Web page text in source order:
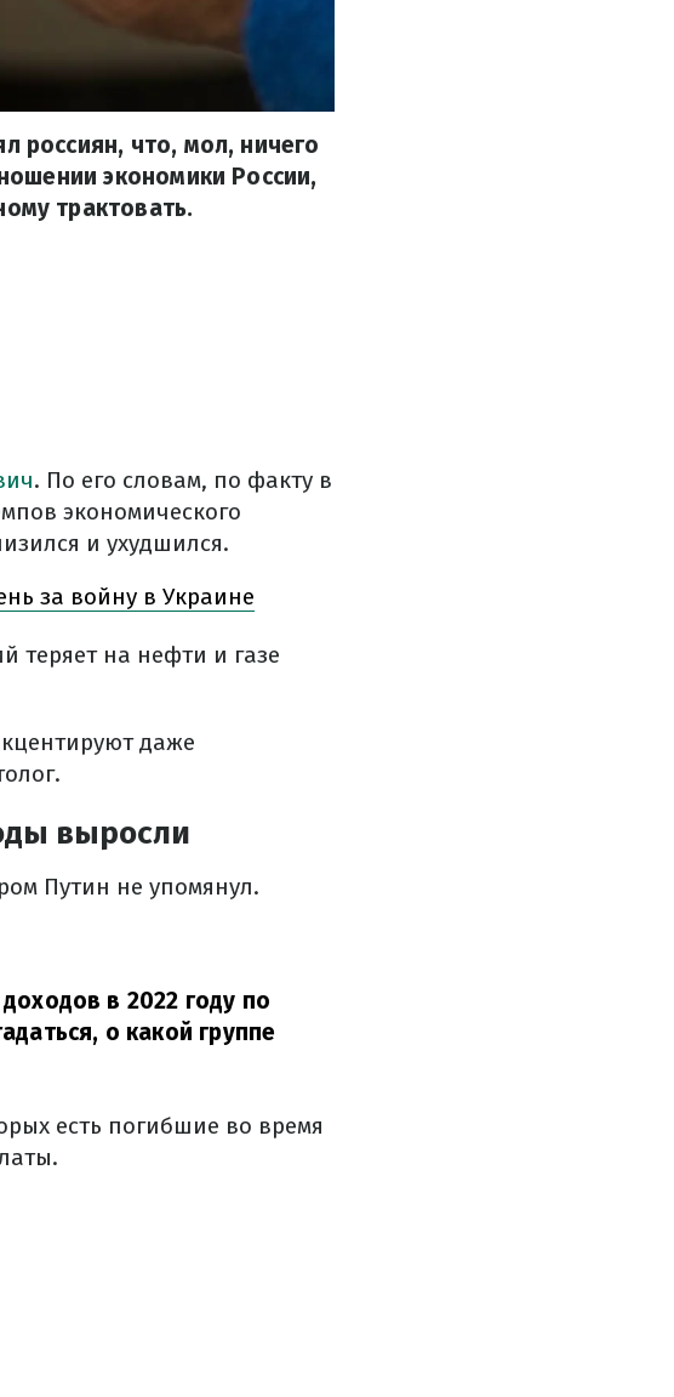
россиян, что, мол, ничего
экономики России,
трактовать.
. По его словам, по факту в
экономического
и ухудшился.
за войну в Украине
теряет на нефти и газе
даже
выросли
Путин не упомянул.
в 2022 году по
о какой группе
есть погибшие во время